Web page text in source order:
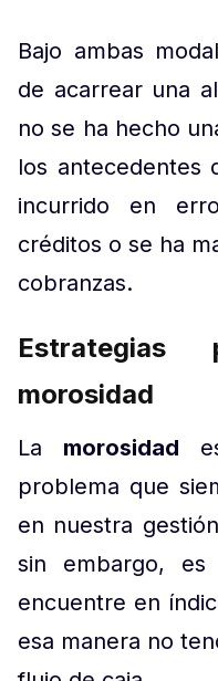
Bajo ambas
de acarrear una
no se ha hecho
los antecedentes
incurrido en
créditos o se ha
cobranzas.
morosidad
La morosidad
problema que
en nuestra
sin embargo,
encuentre en
esa manera no